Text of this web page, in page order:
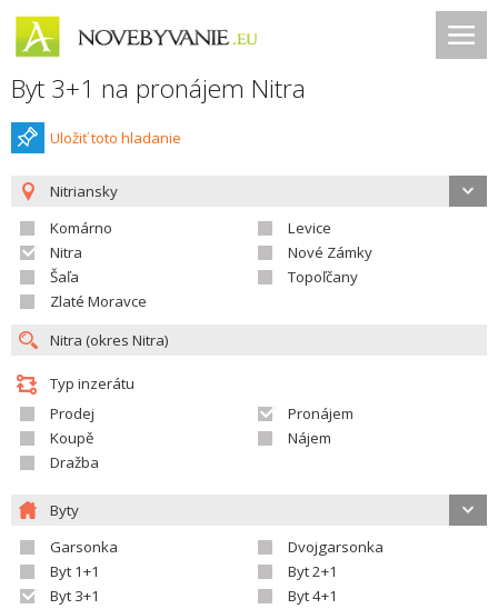
Byt 3+1 na pronájem Nitra
Uložiť toto hladanie
Nitriansky
Komárno
Levice
Nitra
Nové Zámky
Šaľa
Topoľčany
Zlaté Moravce
Typ inzerátu
Prodej
Pronájem
Koupě
Nájem
Dražba
Byty
Garsonka
Dvojgarsonka
Byt 1+1
Byt 2+1
Byt 3+1
Byt 4+1